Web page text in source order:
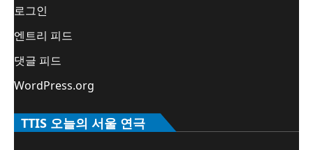
로그인
엔트리 피드
댓글 피드
WordPress.org
TTIS 오늘의 서울 연극